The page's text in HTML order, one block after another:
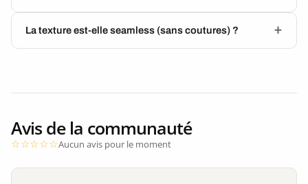
La texture est-elle seamless (sans coutures) ?
Avis de la communauté
Aucun avis pour le moment